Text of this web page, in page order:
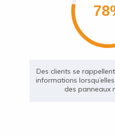
Des clients se
informations
des panneaux